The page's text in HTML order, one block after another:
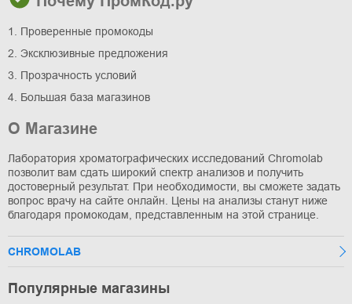
1. Проверенные промокоды
2. Эксклюзивные предложения
3. Прозрачность условий
4. Большая база магазинов
О Магазине
Лаборатория хроматографических исследований Chromolab
позволит вам сдать широкий спектр анализов и получить
достоверный результат. При необходимости, вы сможете задать
вопрос врачу на сайте онлайн. Цены на анализы станут ниже
благодаря промокодам, представленным на этой странице.
CHROMOLAB
Популярные магазины